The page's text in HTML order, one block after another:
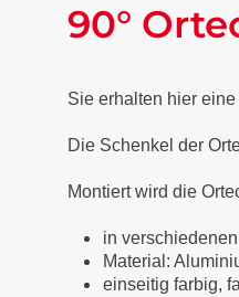
90°
Sie erhalten hier
Die Schenkel der
Montiert wird die
in
Material:
einseitig farbig,